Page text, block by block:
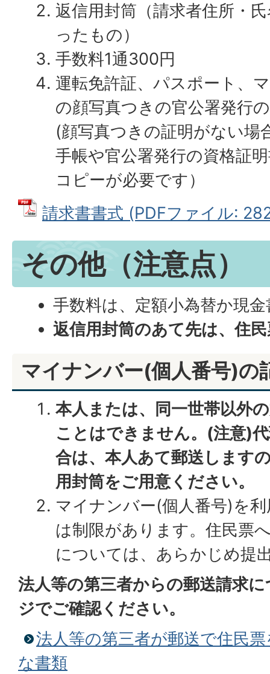
返信用封筒（請求者住所・
ったもの）
手数料1通300円
運転免許証、パスポート、
の顔写真つきの官公署発行
(顔写真つきの証明がない場
手帳や官公署発行の資格証
コピーが必要です）
請求書書式 (PDFファイル:
その他（注意点）
手数料は、定額小為替か現
返信用封筒のあて先は、住
マイナンバー(個人番号)の
本人または、同一世帯以外
ことはできません。(注意)
合は、本人あて郵送します
用封筒をご用意ください。
マイナンバー(個人番号)を
は制限があります。住民票
については、あらかじめ提
法人等の第三者からの郵送請求
ジでご確認ください。
法人等の第三者が郵送で住民
な書類